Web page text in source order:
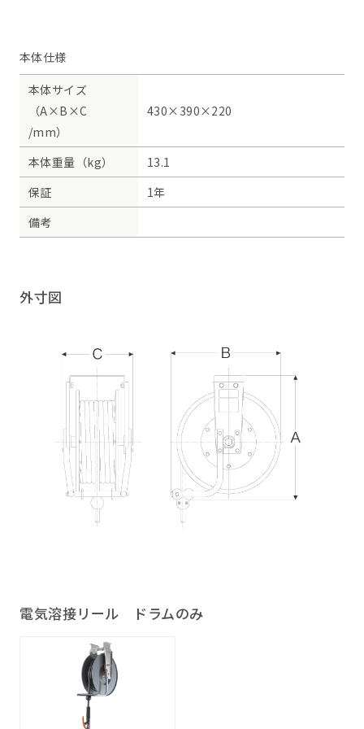
本体仕様
本体サイズ
（A×B×C
/mm）
430×390×220
本体重量（kg）
13.1
保証
1年
備考
外寸図
電気溶接リール ドラムのみ